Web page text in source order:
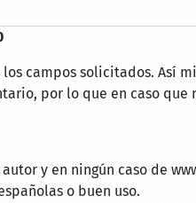
campos solicitados. Así
por lo que en caso que
y en ningún caso de
o buen uso.